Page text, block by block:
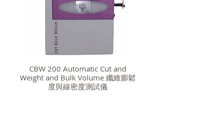
CBW 200 Automatic Cut and
Weight and Bulk Volume 纖維膨鬆
度與線密度測試儀